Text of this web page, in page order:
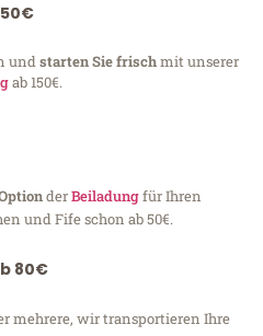
undstarten Sie frischmit unserer
ab 150€.
derBeiladungfür Ihren
und Fife schon ab 50€.
80€
mehrere, wir transportieren Ihre